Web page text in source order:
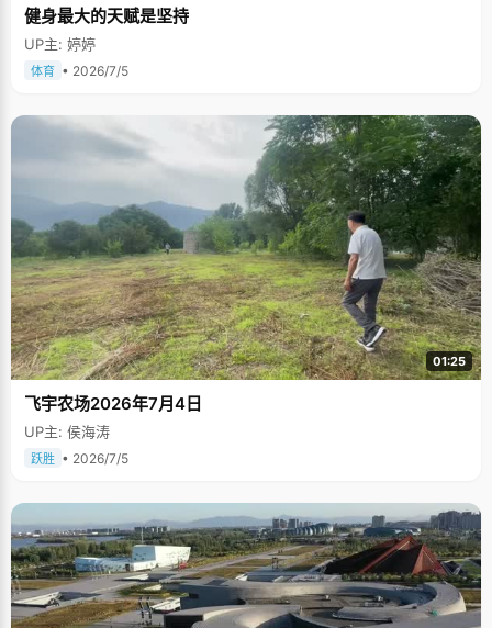
健身最大的天赋是坚持
UP主: 婷婷
体育 • 2026/7/5
01:25
飞宇农场2026年7月4日
UP主: 侯海涛
跃胜 • 2026/7/5